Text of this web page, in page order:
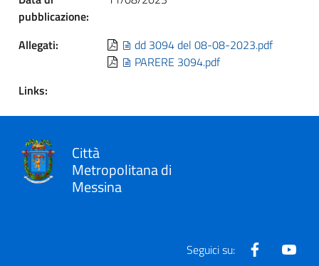
pubblicazione:
Allegati:
dd 3094 del 08-08-2023.pdf
PARERE 3094.pdf
Links:
Città
Metropolitana di
Messina
Seguici su: Facebook